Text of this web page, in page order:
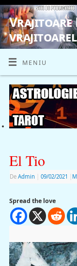
Vrajitoare
VRAJITOARE,
MENIU
El Tio
De Admin 09/02/2021
Spread the love